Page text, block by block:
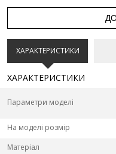
ХАРАКТЕРИСТИКИ
ХАРАКТЕРИСТИКИ
Параметри моделі
На моделі розмір
Матеріал